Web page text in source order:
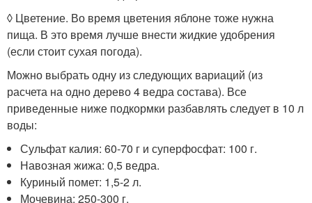
◊ Цветение. Во время цветения яблоне тоже нужна
пища. В это время лучше внести жидкие удобрения
(если стоит сухая погода).
Можно выбрать одну из следующих вариаций (из
расчета на одно дерево 4 ведра состава). Все
приведенные ниже подкормки разбавлять следует в 10 л
воды:
Сульфат калия: 60-70 г и суперфосфат: 100 г.
Навозная жижа: 0,5 ведра.
Куриный помет: 1,5-2 л.
Мочевина: 250-300 г.